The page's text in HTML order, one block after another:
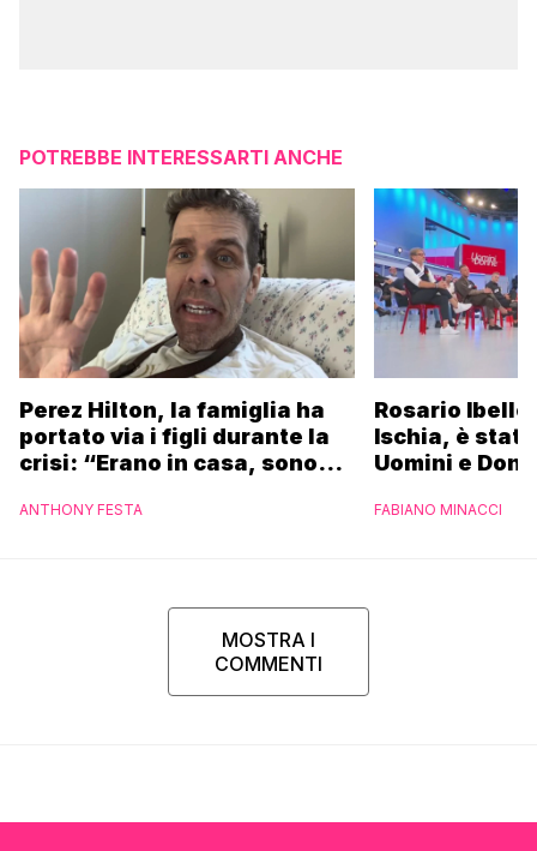
POTREBBE INTERESSARTI ANCHE
Perez Hilton, la famiglia ha
portato via i figli durante la
crisi: “Erano in casa, sono
bambini”
ANTHONY FESTA
Rosario
Ischia, è
Uomini e
riconosciuto”
FABIANO MINACCI
MOSTRA I
COMMENTI